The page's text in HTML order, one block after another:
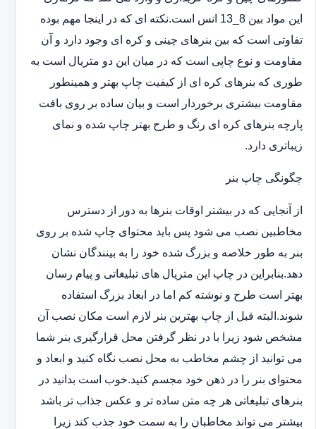
این مواد بین 8_13 انس است.نکته ای که در اینجا مهم بوده
تفاوتی است که بین بنرهای چینی و کره ای وجود دارد و آن
مقاومت و نوع چاپی است که در میان این دو متریال است به
طوری که بنرهای کره ای از کیفیت چاپ بهتر و همینطور
مقاومت بیشتری برخوردار است و بیان ساده بر روی بافت
پارچه بنرهای کره ای رنگ و طرح بهتر چاپ شده و نمای
زیباتری دارد.
چگونگی چاپ بنر
از آنجایی که در بیشتر اوقات بنرها به دور از دسترس
مخاطبین نصب می شود پس باید محتوای چاپ شده بر روی
بنر به طور خلاصه و بزرگ شده خود را به بینندگان نشان
دهد.بنابراین در چاپ این متریال های تبلیغاتی و پیام رسان
بهتر است طرح و نوشته کم اما در ابعاد بزرگ استفاده
شوند.البته قبل از چاپ بهترین بنر لازم است مکان نصب آن
مشخص شود زیرا با در نظر گرفتن محل قرارگیری بنر شما
می توانید از چشم مخاطب به محل نصب نگاه کنید و ابعاد و
محتوای بنر را در ذهن خود مجسم کنید.خوب است بدانید در
بنرهای تبلیغاتی هر چه متن ساده تر و عکس جذاب تر باشد
بیشتر می تواند مخاطبان را به سمت خود جذب کند زیرا